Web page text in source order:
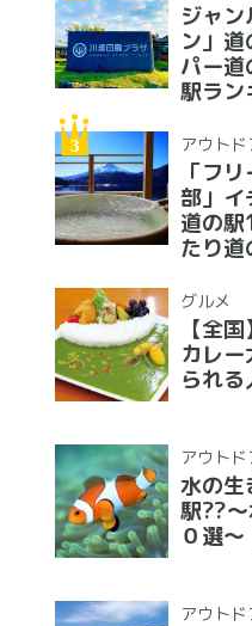
ジャ
ン」
パー道
駅ラン
アウト
「フ
部」イ
道の
たり道
グルメ
【全
カレ
られ
アウト
水の生
駅??
０選〜
アウト